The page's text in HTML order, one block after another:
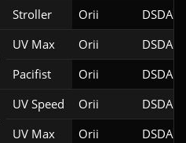
Stroller
Orii DSDA-
UV Max Orii
DSDA-
Pacifist
Orii DSDA-
UV Speed Orii
DSDA-
UV Max
Orii DSDA-